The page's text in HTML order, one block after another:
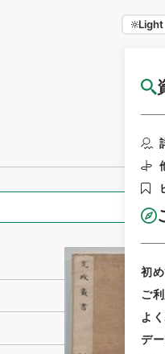
Light
初
ご
よ
デ
全て